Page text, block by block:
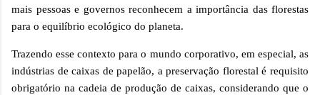
mais pessoas e governos reconhecem a importância das florestas
para o equilíbrio ecológico do planeta.
Trazendo esse contexto para o mundo corporativo, em especial, as
indústrias de caixas de papelão, a preservação florestal é requisito
obrigatório na cadeia de produção de caixas, considerando que o